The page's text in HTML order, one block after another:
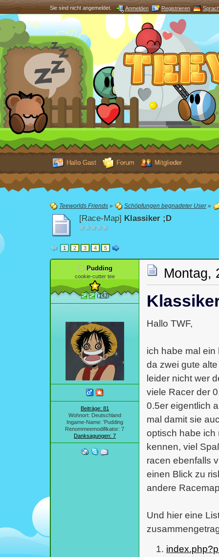
Sie sind nicht angemeldet. Anmelden Registrieren
Hallo Gast Forum Mitglieder
Teeworlds Friends » Schöpfungen begnadeter User»
[Race-Map] Klassiker ;D
1 2 3 4 5
Pudding
cookie-cutter tee
(143)
Beiträge: 81
Wohnort: Deutschland
Ingame-Name: 'Pudding
Renommeemodifikator: 7
Danksagungen: 7
Montag,
Hallo TWF,
ich habe mal
da zwei gute
leider nicht wer
viele Racer der
0.5er eigentlich
mal damit sie
optisch habe ich
kennen, viel
racen ebenfalls
einen Blick zu
andere
Und hier eine